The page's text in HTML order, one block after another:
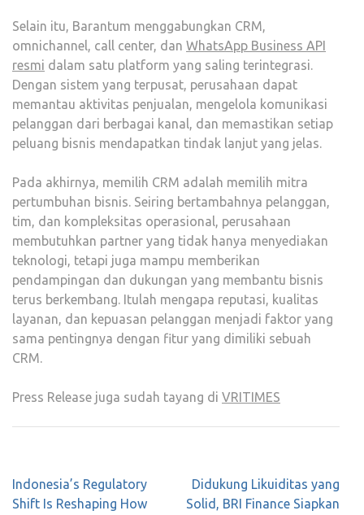
Selain itu, Barantum menggabungkan CRM,
omnichannel, call center, dan WhatsApp Business API
resmi dalam satu platform yang saling terintegrasi.
Dengan sistem yang terpusat, perusahaan dapat
memantau aktivitas penjualan, mengelola komunikasi
pelanggan dari berbagai kanal, dan memastikan setiap
peluang bisnis mendapatkan tindak lanjut yang jelas.
Pada akhirnya, memilih CRM adalah memilih mitra
pertumbuhan bisnis. Seiring bertambahnya pelanggan,
tim, dan kompleksitas operasional, perusahaan
membutuhkan partner yang tidak hanya menyediakan
teknologi, tetapi juga mampu memberikan
pendampingan dan dukungan yang membantu bisnis
terus berkembang. Itulah mengapa reputasi, kualitas
layanan, dan kepuasan pelanggan menjadi faktor yang
sama pentingnya dengan fitur yang dimiliki sebuah
CRM.
Press Release juga sudah tayang di VRITIMES
Post
navigation
Indonesia’s Regulatory
Shift Is Reshaping How
Didukung Likuiditas yang
Solid, BRI Finance Siapkan